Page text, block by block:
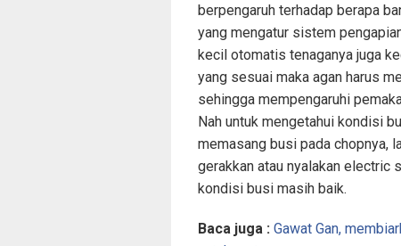
berpengaruh terhadap berapa
yang mengatur sistem
kecil otomatis tenaganya juga
yang sesuai maka agan harus
sehingga mempengaruhi
Nah untuk mengetahui kondisi
memasang busi pada chopnya,
gerakkan atau nyalakan electric
kondisi busi masih baik.
Baca juga : Gawat Gan,